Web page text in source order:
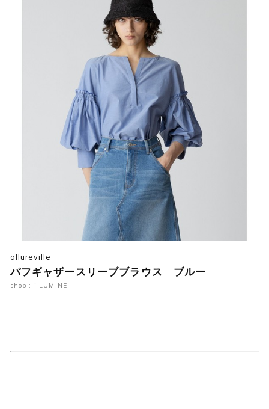
allureville
パフギャザースリーブブラウス ブルー
shop : i LUMINE